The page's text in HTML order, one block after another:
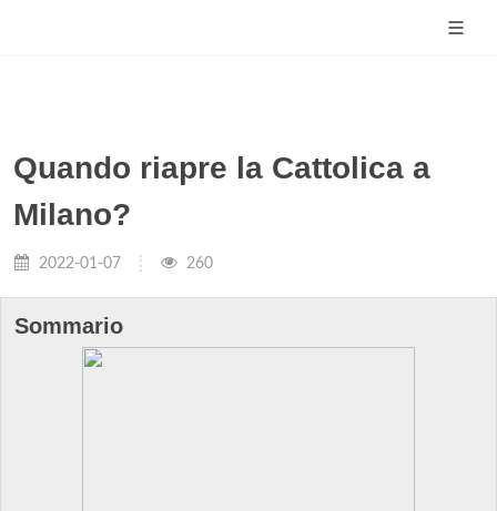
Quando riapre la Cattolica a
Milano?
2022-01-07 260
Sommario